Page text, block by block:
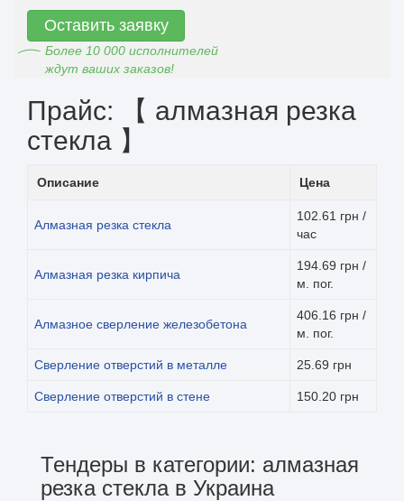
Оставить заявку
Более 10 000 исполнителей
ждут ваших заказов!
Прайс: 【 алмазная резка
стекла 】
Описание Цена
Алмазная резка стекла
102.61 грн /
час
Алмазная резка кирпича
194.69 грн /
м. пог.
Алмазное сверление железобетона
406.16 грн /
м. пог.
Сверление отверстий в металле 25.69 грн
Сверление отверстий в стене 150.20 грн
Тендеры в категории: алмазная
резка стекла в Украина